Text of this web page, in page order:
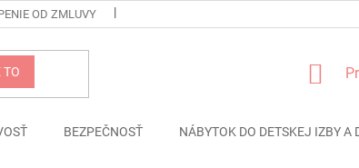
OD ZMLUVY
TO
BEZPEČNOSŤ NÁBYTOK DO DETSKEJ IZBY A